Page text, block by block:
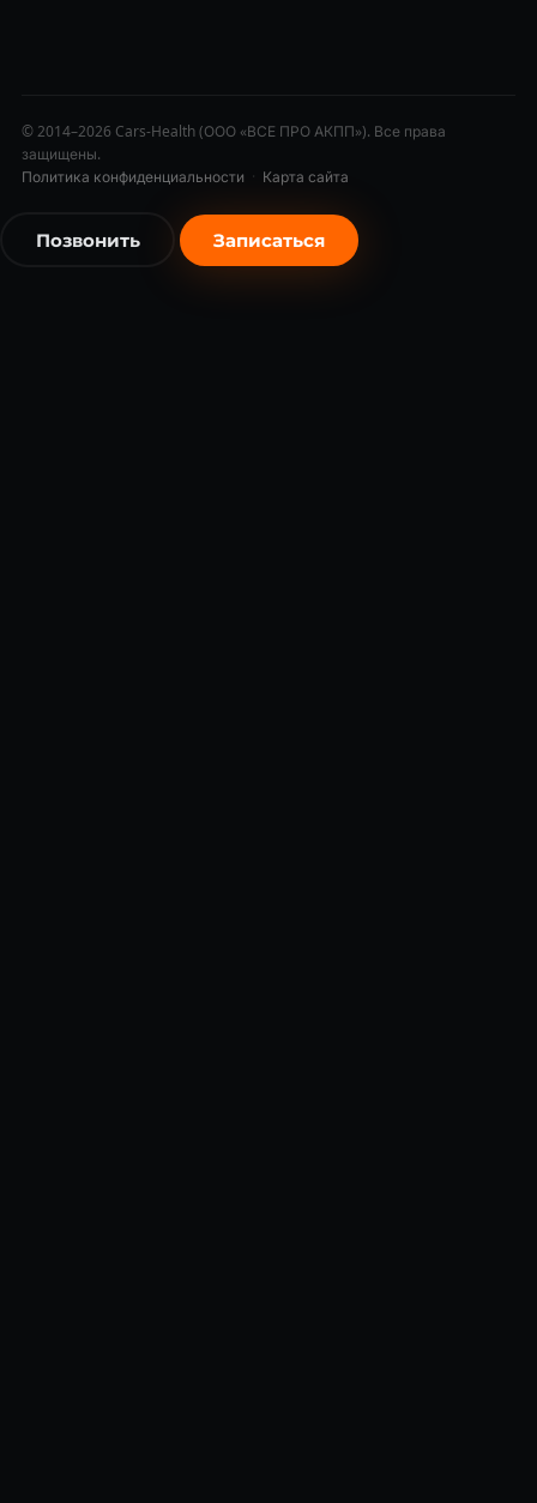
© 2014–2026 Cars-Health (ООО «ВСЕ ПРО АКПП»). Все права
защищены.
Политика конфиденциальности · Карта сайта
Позвонить Записаться